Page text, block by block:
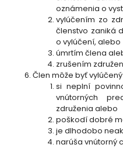
oznámenia o
vylúčením zo
členstvo zaniká
o vylúčení, alebo
úmrtím člena
zrušením
Člen môže byť
si neplní
vnútorných
združenia alebo
poškodí dobré
je dlhodobo
narúša vnútorný